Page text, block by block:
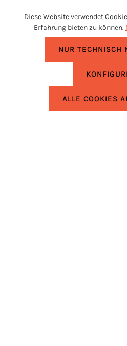
RECHTLICHES
Diese Website verwendet
Erfahrung bieten zu können.
NUR TECHNISCH
ALLE COOKIES